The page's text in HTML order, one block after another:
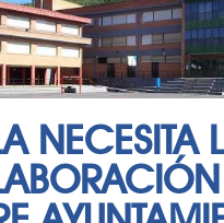
NECESITA